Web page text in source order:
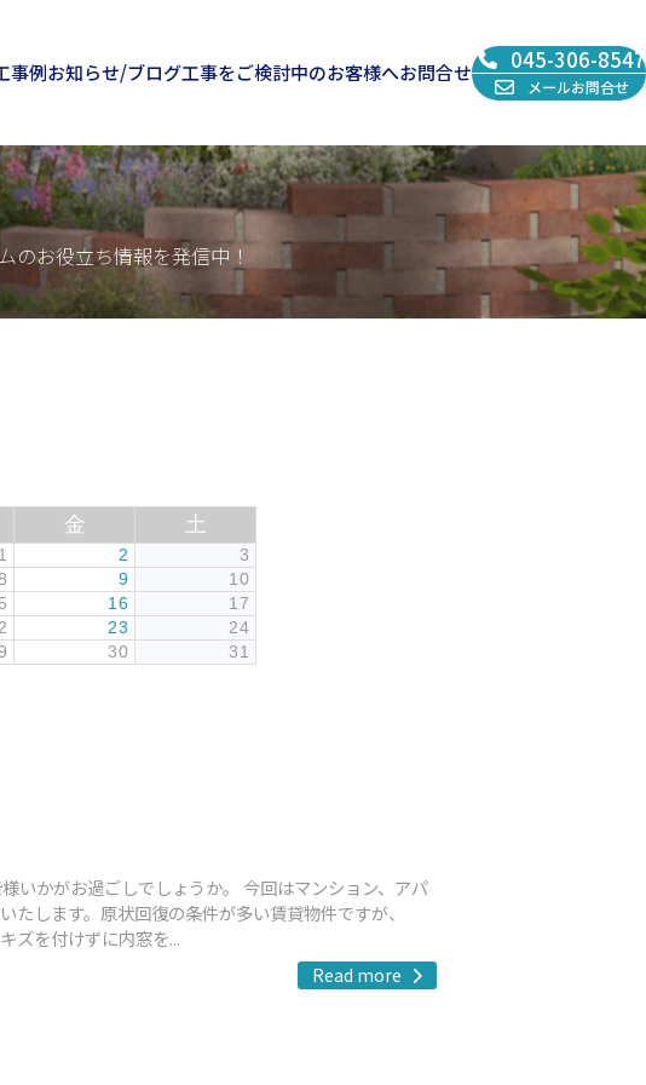
事例お知らせ/ブログ工事をご検討中のお客様へお問合せ 045-306-8547
メールお問合せ
のお役立ち情報を発信中！
金 土
1 2
3
9
10
16
17
23
24
30 31
いかがお過ごしでしょうか。 今回はマンション、アパ
します。原状回復の条件が多い賃貸物件ですが、
ズを付けずに内窓を...
Read more